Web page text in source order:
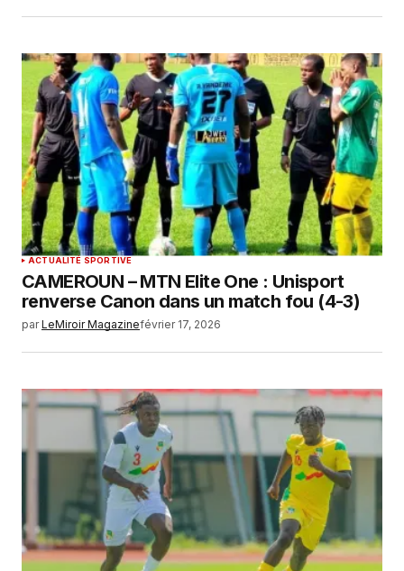
ACTUALITÉ SPORTIVE
CAMEROUN – MTN Elite One : Unisport
renverse Canon dans un match fou (4-3)
par LeMiroir Magazinefévrier 17, 2026